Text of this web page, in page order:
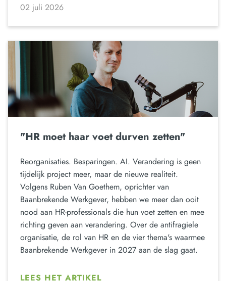
02 juli 2026
"HR moet haar voet durven zetten"
Reorganisaties. Besparingen. AI. Verandering is geen
tijdelijk project meer, maar de nieuwe realiteit.
Volgens Ruben Van Goethem, oprichter van
Baanbrekende Werkgever, hebben we meer dan ooit
nood aan HR-professionals die hun voet zetten en mee
richting geven aan verandering. Over de antifragiele
organisatie, de rol van HR en de vier thema's waarmee
Baanbrekende Werkgever in 2027 aan de slag gaat.
LEES HET ARTIKEL